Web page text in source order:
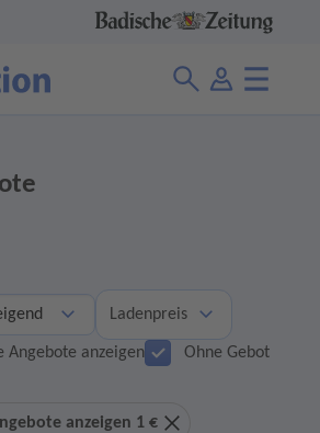
Ladenpreis
Angebote anzeigen Ohne Gebot
anzeigen 1 €